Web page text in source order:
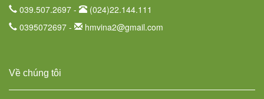
039.507.2697 -
(024)22.144.111
0395072697 -
hmvina2@gmail.com
Về chúng tôi